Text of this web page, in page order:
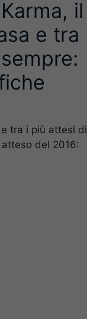
il
e tra
tra i più attesi di
del 2016: